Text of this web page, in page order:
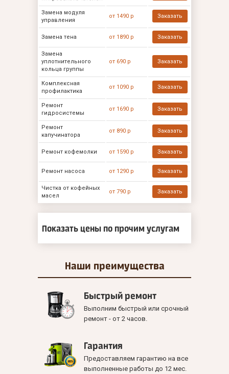
Замена модуля
управления
от 1490 р Заказать
Замена тена от 1890 р Заказать
Замена
уплотнительного
кольца группы
от 690 р Заказать
Комплексная
профилактика
от 1090 р Заказать
Ремонт
гидросистемы
от 1690 р Заказать
Ремонт
капучинатора
от 890 р Заказать
Ремонт кофемолки от 1590 р Заказать
Ремонт насоса от 1290 р Заказать
Чистка от кофейных
масел
от 790 р Заказать
Показать цены по прочим услугам
Наши преимущества
Быстрый ремонт
Выполним быстрый или срочный
ремонт - от 2 часов.
Гарантия
Предоставляем гарантию на все
выполненные работы до 12 мес.